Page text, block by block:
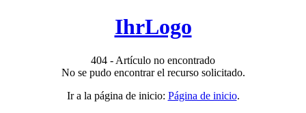
IhrLogo
404 - Artículo no encontrado
No se pudo encontrar el recurso solicitado.
Ir a la página de inicio: Página de inicio.